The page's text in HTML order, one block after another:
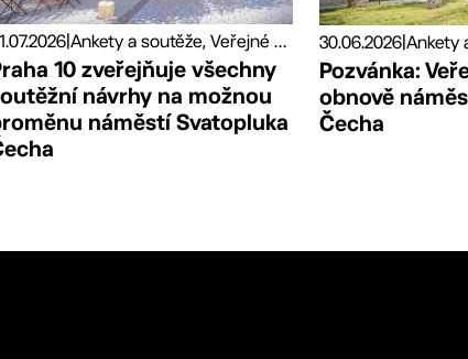
| Ankety a soutěže, Veřejné prostory
10 zveřejňuje všechny
návrhy na možnou
náměstí Svatopluka
30.06.2026|
Pozvánka:
obnově
Čecha